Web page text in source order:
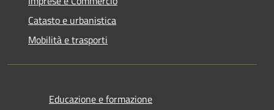
Catasto e urbanistica
Mobilità e trasporti
Educazione e formazione